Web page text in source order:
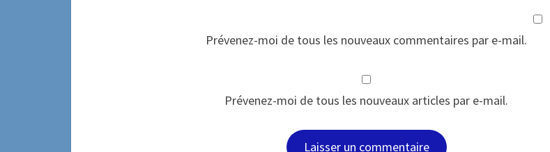
Prévenez-moi de tous les nouveaux commentaires par e-mail.
Prévenez-moi de tous les nouveaux articles par e-mail.